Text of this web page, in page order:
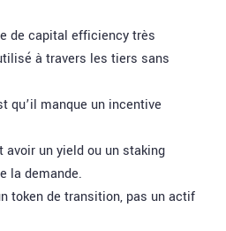
de capital efficiency très
à travers les tiers sans
qu’il manque un incentive
avoir un yield ou un staking
la demande.
token de transition, pas un actif